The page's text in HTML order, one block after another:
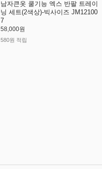
남자큰옷 쿨기능 엑스 반팔 트레이
닝 세트(2색상)-빅사이즈 JM12100
7
58,000원
580원 적립